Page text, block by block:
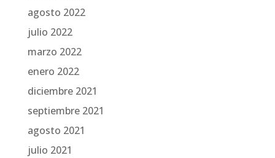
agosto 2022
julio 2022
marzo 2022
enero 2022
diciembre 2021
septiembre 2021
agosto 2021
julio 2021